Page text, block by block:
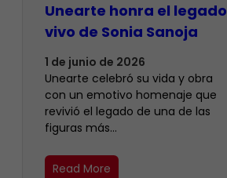
Unearte honra el legado
vivo de Sonia Sanoja
1 de junio de 2026
Unearte celebró su vida y obra
con un emotivo homenaje que
revivió el legado de una de las
figuras más…
Read More